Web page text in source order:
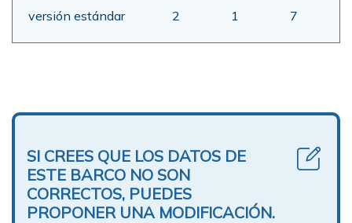
versión estándar 2 1 7
SI CREES QUE LOS DATOS DE
ESTE BARCO NO SON
CORRECTOS, PUEDES
PROPONER UNA MODIFICACIÓN.